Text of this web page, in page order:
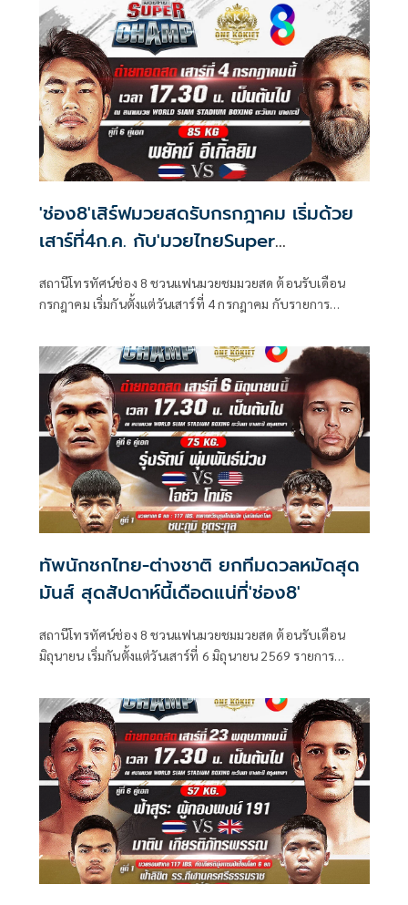
'ช่อง8'เสิร์ฟมวยสดรับกรกฎาคม เริ่มด้วย
เสาร์ที่4ก.ค. กับ'มวยไทยSuper
สถานีโทรทัศน์ช่อง 8 ชวนแฟนมวยชมมวยสด ต้อนรับเดือน
กรกฎาคม เริ่มกันตั้งแต่วันเสาร์ที่ 4 กรกฎาคม กับรายการ
กรกฎาคม กับรายการศึกมวยดีวิถีไทย เวลา 12.30 น. สัปดาห์นี้
จะสนุกเร้าใจแค่ไหน แฟนมวยไทยห้ามพลาด!
ทัพนักชกไทย-ต่างชาติ ยกทีมดวลหมัดสุด
มันส์ สุดสัปดาห์นี้เดือดแน่ที่'ช่อง8'
สถานีโทรทัศน์ช่อง 8 ชวนแฟนมวยชมมวยสด ต้อนรับเดือน
มิถุนายน เริ่มกันตั้งแต่วันเสาร์ที่ 6 มิถุนายน 2569 รายการ
มิถุนายน 2569 รายการศึกมวยดีวิถีไทย เวลา 12.30 น. ใครคือ
นักสู้เจ้าสังเวียนตัวจริง เตรียมลุ้นระทึกอัดแน่นกับเหล่านักมวย
ฝีมือดี